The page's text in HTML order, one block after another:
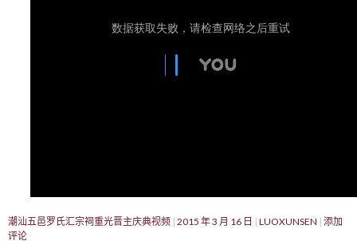
潮汕五邑罗氏汇宗祠重光晋主庆典视频 2015 年 3 月 16 日 LUOXUNSEN 添加
评论